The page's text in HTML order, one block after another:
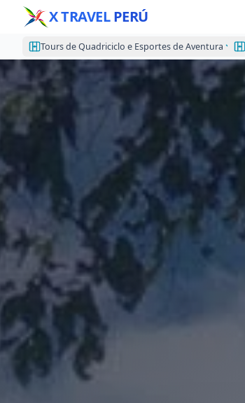
X TRAVEL PERÚ
Tours de Quadriciclo e Esportes de Aventura